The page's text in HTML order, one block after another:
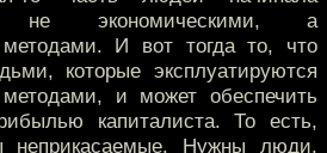
не экономическими, а
методами. И вот тогда то, что
которые эксплуатируются
методами, и может обеспечить
капиталиста. То есть,
Нужны люди,